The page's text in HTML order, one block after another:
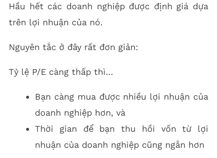
Hầu hết các doanh nghiệp được định giá dựa
trên lợi nhuận của nó.
Nguyên tắc ở đây rất đơn giản:
Tỷ lệ P/E càng thấp thì…
Bạn càng mua được nhiều lợi nhuận của
doanh nghiệp hơn, và
Thời gian để bạn thu hồi vốn từ lợi
nhuận của doanh nghiệp cũng ngắn hơn